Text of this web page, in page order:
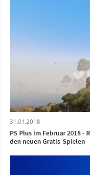
31.01.2018
PS Plus im Februar 2018 -
den neuen Gratis-Spielen